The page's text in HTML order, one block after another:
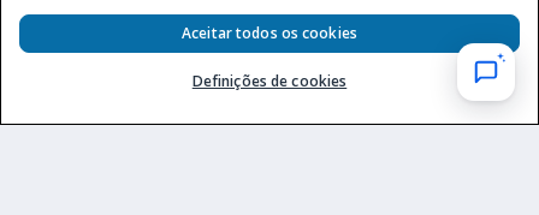
autorizada a operar apostas de quota fixa em todo território nacional pela
Secretaria de Prêmios e Apostas do Ministério da Fazenda, conforme Portaria nº
247, de 07.02.2025, publicada no DOU em 11.2.2025.
Definições de cookies
Aceitar todos os cookies